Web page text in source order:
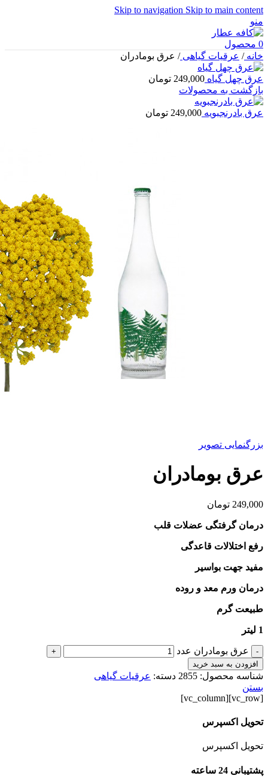
Skip to navigation Skip to main content
منو
0 محصول
خانه/ عرقیات گیاهی/ عرق بومادران
عرق چهل گیاه 249,000 تومان
بازگشت به محصولات
عرق بادرنجبویه 249,000 تومان
بزرگنمایی تصویر
عرق بومادران
249,000 تومان
درمان گرفتگی عضلات قلب
رفع اختلالات قاعدگی
مفید جهت بواسیر
درمان ورم معد و روده
طبیعت گرم
1 لیتر
- عرق بومادران عدد
+
افزودن به سبد خرید
شناسه محصول: 2855 دسته: عرقیات گیاهی
بستن
[vc_row][vc_column]
تحویل اکسپرس
تحویل اکسپرس
پشتیبانی 24 ساعته